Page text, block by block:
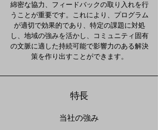
綿密な協力、フィードバックの取り入れを行
うことが重要です。これにより、プログラム
が適切で効果的であり、特定の課題に対処
し、地域の強みを活かし、コミュニティ固有
の文脈に適した持続可能で影響力のある解決
策を作り出すことができます。
特長
当社の強み